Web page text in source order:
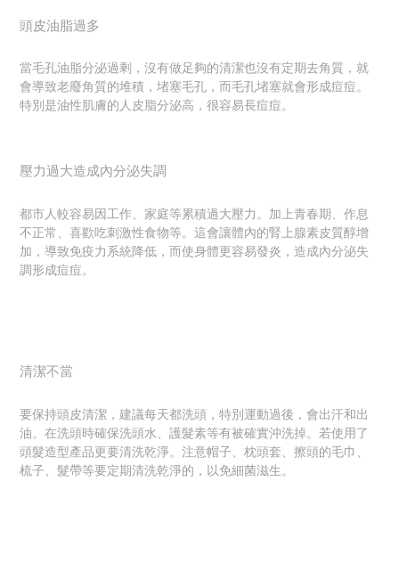
頭皮油脂過多
當毛孔油脂分泌過剩，沒有做足夠的清潔也沒有定期去角質，就
會導致老廢角質的堆積，堵塞毛孔，而毛孔堵塞就會形成痘痘。
特別是油性肌膚的人皮脂分泌高，很容易長痘痘。
壓力過大造成內分泌失調
都市人較容易因工作、家庭等累積過大壓力。加上青春期、作息
不正常、喜歡吃刺激性食物等。這會讓體內的腎上腺素皮質醇增
加，導致免疫力系統降低，而使身體更容易發炎，造成內分泌失
調形成痘痘。
清潔不當
要保持頭皮清潔，建議每天都洗頭，特別運動過後，會出汗和出
油。在洗頭時確保洗頭水、護髮素等有被確實沖洗掉。若使用了
頭髮造型產品更要清洗乾淨。注意帽子、枕頭套、擦頭的毛巾、
梳子、髮帶等要定期清洗乾淨的，以免細菌滋生。